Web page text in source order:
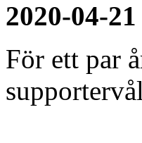
2020-04-
För ett par